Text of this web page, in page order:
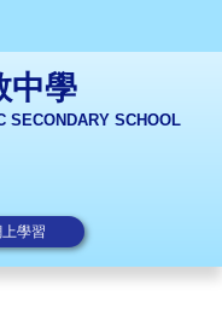
中學
SECONDARY SCHOOL
學習